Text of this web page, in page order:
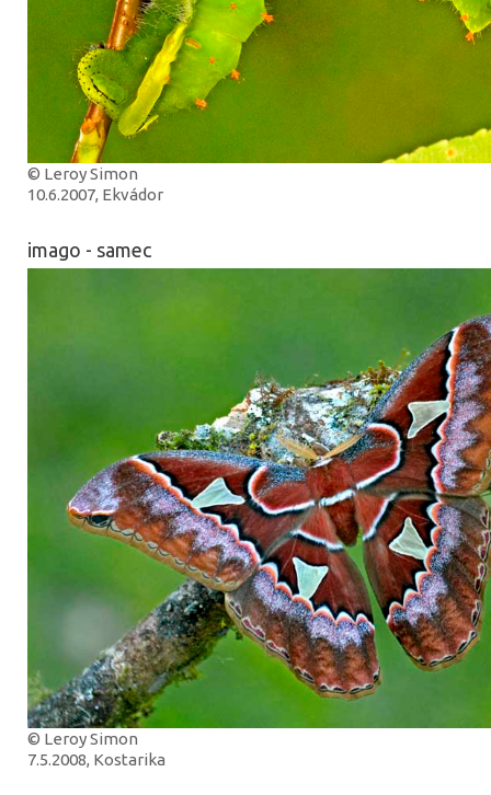
© Leroy Simon
10.6.2007, Ekvádor
imago - samec
© Leroy Simon
7.5.2008, Kostarika